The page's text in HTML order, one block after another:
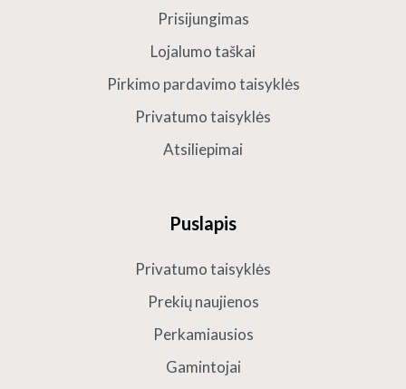
Puslapis
Privatumo taisyklės
Prekių naujienos
Perkamiausios
Gamintojai
Prisijungimas
Lojalumo taškai
Pirkimo pardavimo taisyklės
Privatumo taisyklės
Atsiliepimai